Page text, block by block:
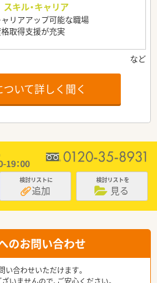
スキル・キャリア
リアアップ可能な職場
取得支援が充実
いて詳しく聞く
検討リストに
追加
検討リストを
見る
のお問い合わせ
い合わせいただけます。